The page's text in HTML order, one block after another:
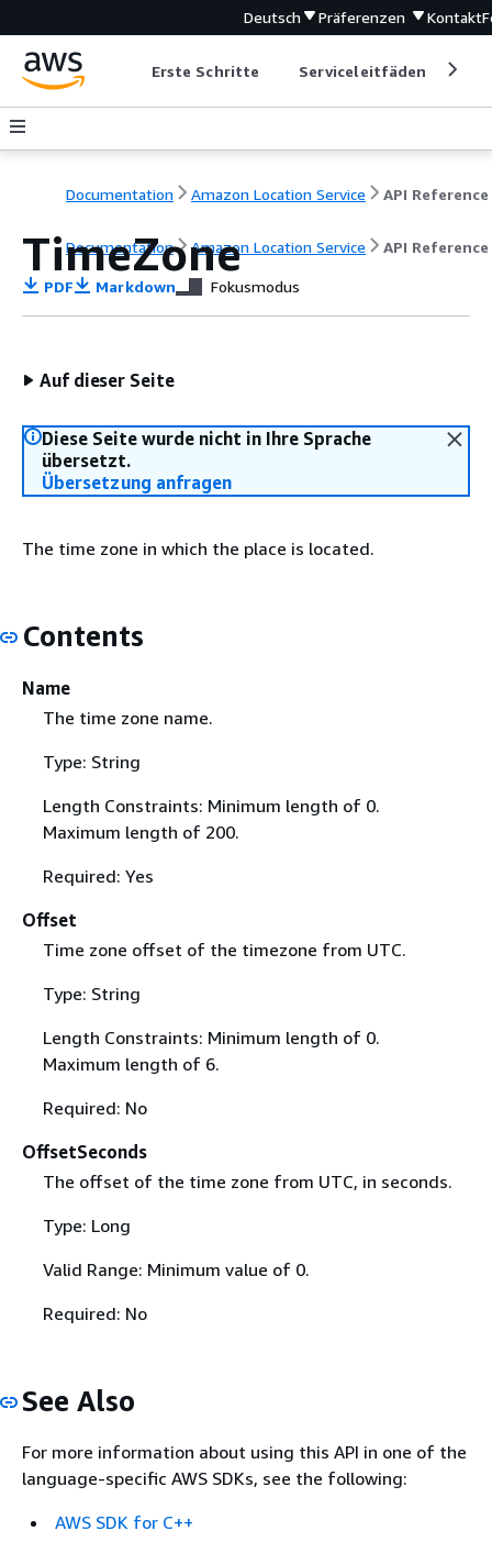
Deutsch Präferenzen Kontakt
Erste Schritte Serviceleitfäden
Documentation Amazon Location Service API Reference
Documentation Amazon Location Service API Reference
TimeZone
PDF Markdown Fokusmodus
Auf dieser Seite
Diese Seite wurde nicht in Ihre Sprache
übersetzt.
Übersetzung anfragen
The time zone in which the place is located.
Contents
Name
The time zone name.
Type: String
Length Constraints: Minimum length of 0.
Maximum length of 200.
Required: Yes
Offset
Time zone offset of the timezone from UTC.
Type: String
Length Constraints: Minimum length of 0.
Maximum length of 6.
Required: No
OffsetSeconds
The offset of the time zone from UTC, in seconds.
Type: Long
Valid Range: Minimum value of 0.
Required: No
See Also
For more information about using this API in one of the
language-specific AWS SDKs, see the following:
AWS SDK for C++